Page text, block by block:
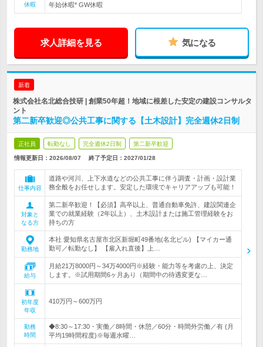
休暇
年始休暇* GW休暇
求人詳細を見る 気になる
新着
株式会社名北総合技研 | 創業50年超！地域に根差した安定の建設コンサルタ
ント
第二新卒歓迎◎公共工事に関する【土木設計】完全週休2日制
正社員 転勤なし 完全週休2日制 第二新卒歓迎
情報更新日：2026/08/07 終了予定日： 2027/01/28
仕事内容
道路や河川、上下水道などの公共工事に伴う調査・計画・設計業
務全般をお任せします。安定した環境でキャリアアップも可能！
対象と
なる方
第二新卒歓迎！【必須】高卒以上、普通自動車免許、建設関連企
業での就業経験（2年以上）、土木設計または施工管理経験をお
持ちの方
勤務地
本社 愛知県名古屋市北区新堀町49番地(名北ビル) 【マイカー通
勤可／転勤なし】 【雇入れ直後】上…
給与
月給21万8000円～34万4000円※経験・能力等を考慮の上、決定
します。※試用期間6ヶ月あり（期間中の待遇変更な…
初年度
年収
410万円～600万円
勤務
時間
◆8:30～17:30・実働／8時間・休憩／60分・時間外労働／有 (月
平均19時間程度)※毎週水曜…